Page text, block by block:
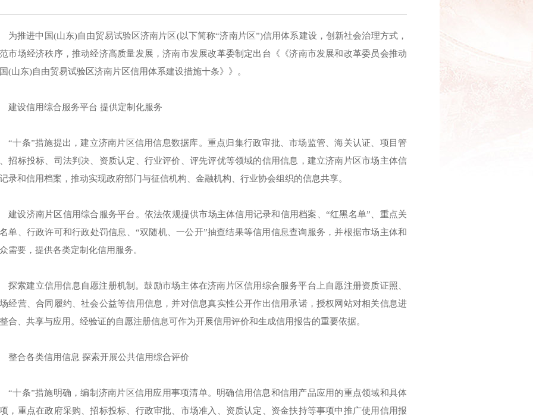
为推进中国(山东)自由贸易试验区济南片区(以下简称“济南片区”)信用体系建设，创新社会治理方式，
市场经济秩序，推动经济高质量发展，济南市发展改革委制定出台《《济南市发展和改革委员会推动
(山东)自由贸易试验区济南片区信用体系建设措施十条》》。
建设信用综合服务平台 提供定制化服务
“十条”措施提出，建立济南片区信用信息数据库。重点归集行政审批、市场监管、海关认证、项目管
招标投标、司法判决、资质认定、行业评价、评先评优等领域的信用信息，建立济南片区市场主体信
录和信用档案，推动实现政府部门与征信机构、金融机构、行业协会组织的信息共享。
建设济南片区信用综合服务平台。依法依规提供市场主体信用记录和信用档案、“红黑名单”、重点关
单、行政许可和行政处罚信息、“双随机、一公开”抽查结果等信用信息查询服务，并根据市场主体和
需要，提供各类定制化信用服务。
探索建立信用信息自愿注册机制。鼓励市场主体在济南片区信用综合服务平台上自愿注册资质证照、
经营、合同履约、社会公益等信用信息，并对信息真实性公开作出信用承诺，授权网站对相关信息进
合、共享与应用。经验证的自愿注册信息可作为开展信用评价和生成信用报告的重要依据。
整合各类信用信息 探索开展公共信用综合评价
“十条”措施明确，编制济南片区信用应用事项清单。明确信用信息和信用产品应用的重点领域和具体
，重点在政府采购、招标投标、行政审批、市场准入、资质认定、资金扶持等事项中推广使用信用报